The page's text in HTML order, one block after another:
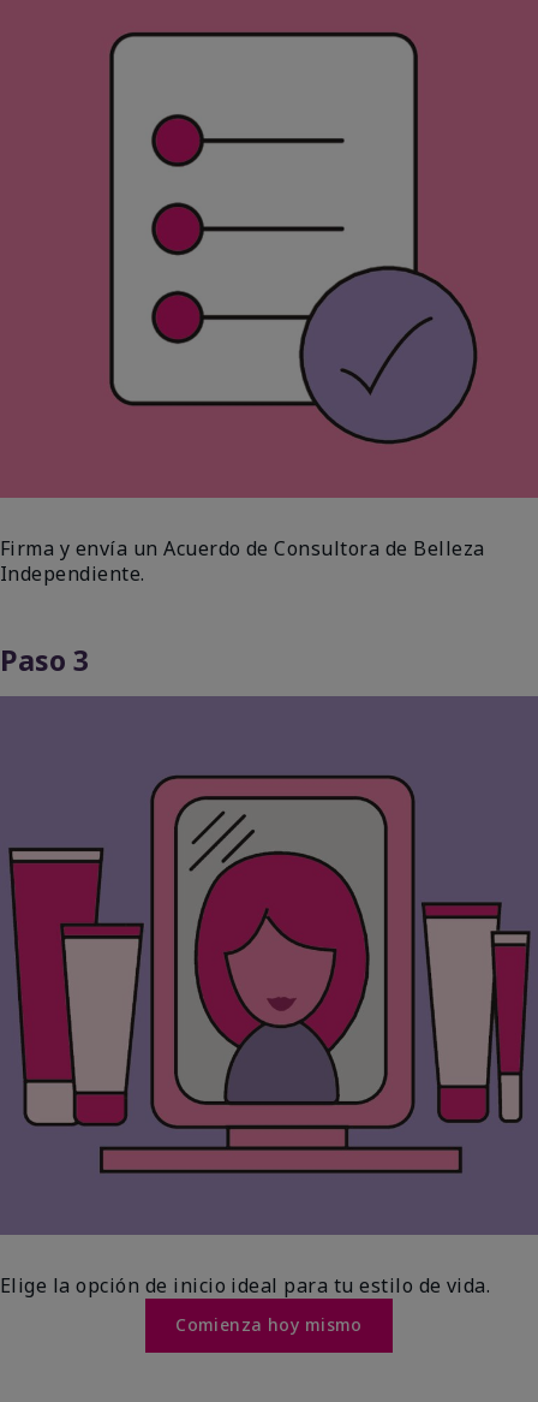
Firma y envía un Acuerdo de Consultora de Belleza
Independiente.
Paso 3
Elige la opción de inicio ideal para tu estilo de vida.
Comienza hoy mismo